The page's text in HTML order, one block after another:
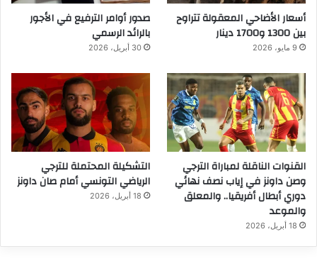
أسعار الأضاحي المعقولة تتراوح
بين 1300 و1700 دينار
9 مايو، 2026
صدور أوامر الترفيع في الأجور
بالرائد الرسمي
30 أبريل، 2026
القنوات الناقلة لمباراة الترجي
وصن داونز في إياب نصف نهائي
دوري أبطال أفريقيا.. والمعلق
والموعد
18 أبريل، 2026
التشكيلة المحتملة للترجي
الرياضي التونسي أمام صان داونز
18 أبريل، 2026